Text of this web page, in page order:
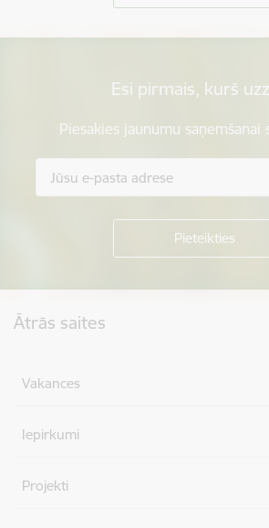
Esi pirmais, kurš
Piesakies jaunumu saņemšanai
Ātrās saites
Vakances
Iepirkumi
Projekti